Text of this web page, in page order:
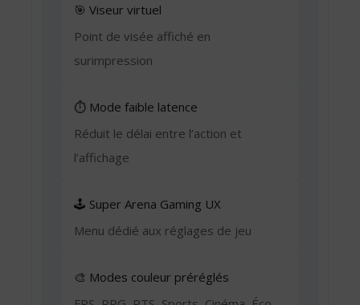
🎯 Viseur virtuel
Point de visée affiché en
surimpression
⏱️ Mode faible latence
Réduit le délai entre l’action et
l’affichage
🕹️ Super Arena Gaming UX
Menu dédié aux réglages de jeu
🎨 Modes couleur préréglés